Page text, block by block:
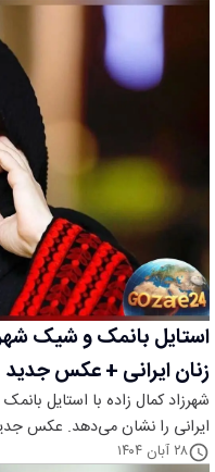
استایل بانمک و شیک
زنان ایرانی + عکس جدید
شهرزاد کمال زاده با استایل
ایرانی را نشان می‌دهد. عکس
۲۸ آبان ۱۴۰۴